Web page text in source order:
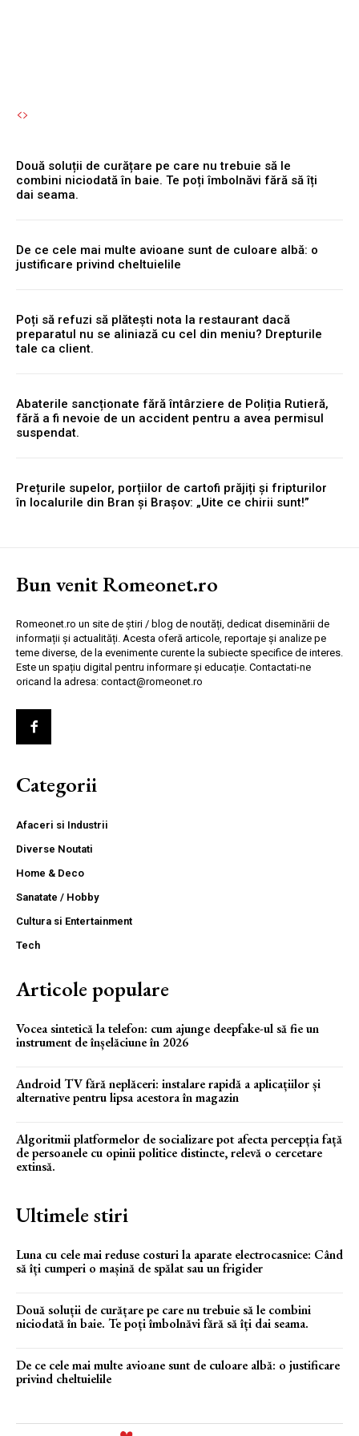
Două soluții de curățare pe care nu trebuie să le
combini niciodată în baie. Te poți îmbolnăvi fără să îți
dai seama.
De ce cele mai multe avioane sunt de culoare albă: o
justificare privind cheltuielile
Poți să refuzi să plătești nota la restaurant dacă
preparatul nu se aliniază cu cel din meniu? Drepturile
tale ca client.
Abaterile sancționate fără întârziere de Poliția Rutieră,
fără a fi nevoie de un accident pentru a avea permisul
suspendat.
Prețurile supelor, porțiilor de cartofi prăjiți și fripturilor
în localurile din Bran și Brașov: „Uite ce chirii sunt!”
Bun venit Romeonet.ro
Romeonet.ro un site de știri / blog de noutăți, dedicat diseminării de
informații și actualități. Acesta oferă articole, reportaje și analize pe
teme diverse, de la evenimente curente la subiecte specifice de interes.
Este un spațiu digital pentru informare și educație. Contactati-ne
oricand la adresa: contact@romeonet.ro
Categorii
Afaceri si Industrii
Diverse Noutati
Home & Deco
Sanatate / Hobby
Cultura si Entertainment
Tech
Articole populare
Vocea sintetică la telefon: cum ajunge deepfake-ul să fie un
instrument de înșelăciune în 2026
Android TV fără neplăceri: instalare rapidă a aplicațiilor și
alternative pentru lipsa acestora în magazin
Algoritmii platformelor de socializare pot afecta percepția față
de persoanele cu opinii politice distincte, relevă o cercetare
extinsă.
Ultimele stiri
Luna cu cele mai reduse costuri la aparate electrocasnice: Când
să îți cumperi o mașină de spălat sau un frigider
Două soluții de curățare pe care nu trebuie să le combini
niciodată în baie. Te poți îmbolnăvi fără să îți dai seama.
De ce cele mai multe avioane sunt de culoare albă: o justificare
privind cheltuielile